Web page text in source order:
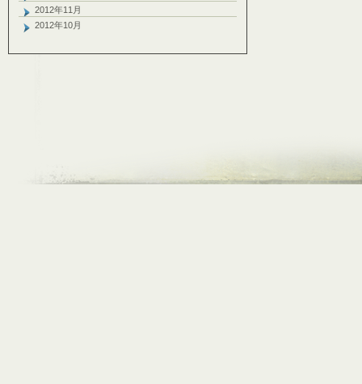
2012年11月
2012年10月